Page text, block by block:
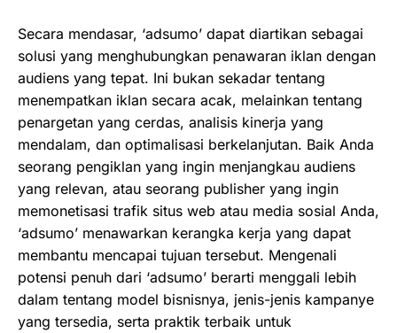
Secara mendasar, ‘adsumo’ dapat diartikan sebagai
solusi yang menghubungkan penawaran iklan dengan
audiens yang tepat. Ini bukan sekadar tentang
menempatkan iklan secara acak, melainkan tentang
penargetan yang cerdas, analisis kinerja yang
mendalam, dan optimalisasi berkelanjutan. Baik Anda
seorang pengiklan yang ingin menjangkau audiens
yang relevan, atau seorang publisher yang ingin
memonetisasi trafik situs web atau media sosial Anda,
‘adsumo’ menawarkan kerangka kerja yang dapat
membantu mencapai tujuan tersebut. Mengenali
potensi penuh dari ‘adsumo’ berarti menggali lebih
dalam tentang model bisnisnya, jenis-jenis kampanye
yang tersedia, serta praktik terbaik untuk